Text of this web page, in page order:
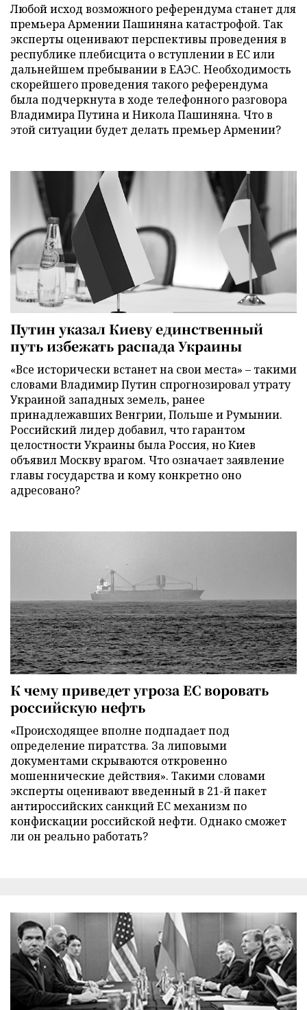
Любой исход возможного референдума станет для
премьера Армении Пашиняна катастрофой. Так
эксперты оценивают перспективы проведения в
республике плебисцита о вступлении в ЕС или
дальнейшем пребывании в ЕАЭС. Необходимость
скорейшего проведения такого референдума
была подчеркнута в ходе телефонного разговора
Владимира Путина и Никола Пашиняна. Что в
этой ситуации будет делать премьер Армении?
Путин указал Киеву единственный
путь избежать распада Украины
«Все исторически встанет на свои места» – такими
словами Владимир Путин спрогнозировал утрату
Украиной западных земель, ранее
принадлежавших Венгрии, Польше и Румынии.
Российский лидер добавил, что гарантом
целостности Украины была Россия, но Киев
объявил Москву врагом. Что означает заявление
главы государства и кому конкретно оно
адресовано?
К чему приведет угроза ЕС воровать
российскую нефть
«Происходящее вполне подпадает под
определение пиратства. За липовыми
документами скрываются откровенно
мошеннические действия». Такими словами
эксперты оценивают введенный в 21-й пакет
антироссийских санкций ЕС механизм по
конфискации российской нефти. Однако сможет
ли он реально работать?